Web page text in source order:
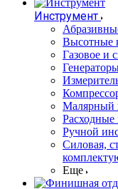
Инструмент
Высотные
Газовое и
Малярный
Расходные
Ручной
Силовая,
Еще